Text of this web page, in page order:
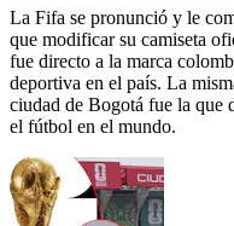
La Fifa se pronunció y le
que modificar su camiseta
fue directo a la marca
deportiva en el país. La
ciudad de Bogotá fue la que
el fútbol en el mundo.